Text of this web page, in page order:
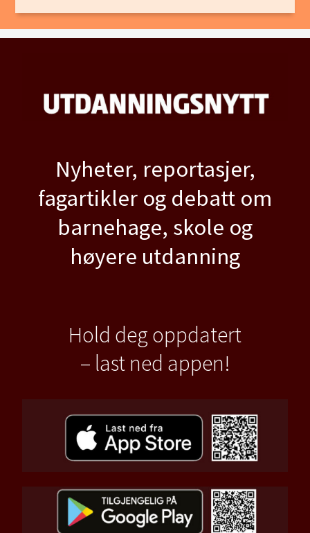
Nyheter, reportasjer,
fagartikler og debatt om
barnehage, skole og
høyere utdanning
Hold deg oppdatert
– last ned appen!